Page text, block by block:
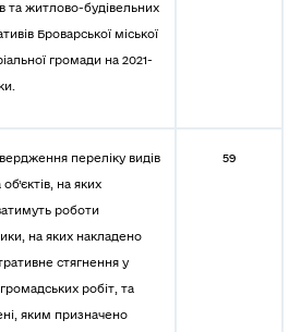
та житлово-будівельних
Броварської міської
громади на 2021-
переліку видів
об’єктів, на яких
роботи
на яких накладено
стягнення у
громадських робіт, та
яким призначено
59